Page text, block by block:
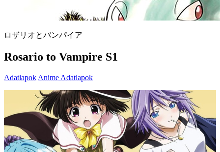
ロザリオとバンパイア
Rosario to Vampire S1
Adatlapok Anime Adatlapok